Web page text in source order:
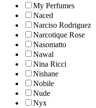
My Perfumes
Naced
Narciso Rodriguez
Narcotique Rose
Nasomatto
Nawal
Nina Ricci
Nishane
Nobile
Nude
Nyx